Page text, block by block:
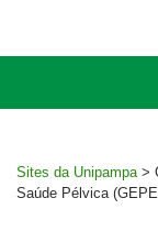
Sites da Unipampa >
Saúde Pélvica